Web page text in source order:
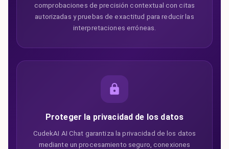
comprobaciones de precisión contextual con citas
autorizadas y pruebas de exactitud para reducir las
interpretaciones erróneas.
Proteger la privacidad de los datos
CudekAI AI Chat garantiza la privacidad de los datos
mediante un procesamiento seguro, conexiones